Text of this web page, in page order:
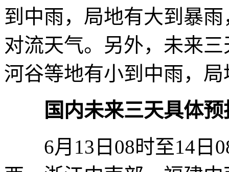
到中雨，局地有大到暴
对流天气。另外，未来
河谷等地有小到中雨，
国内未来三天具体预
6月13日08时至14日